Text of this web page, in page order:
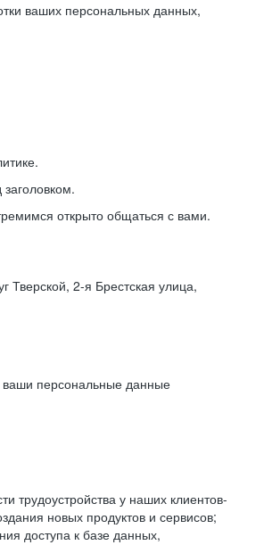
ваших персональных данных,
открыто общаться с вами.
2-я Брестская улица,
ваши персональные данные
трудоустройства у наших клиентов-
новых продуктов и сервисов;
доступа к базе данных,